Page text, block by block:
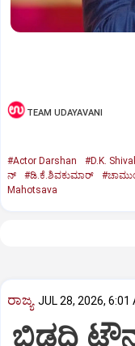
TEAM UDAYAVANI
#Actor Darshan #D.K.
ನ್
#ಡಿ.ಕೆ.ಶಿವಕುಮಾರ್
Mahotsava
ರಾಜ್ಯ JUL 28, 2026, 6:01
ಬಿಡದಿ